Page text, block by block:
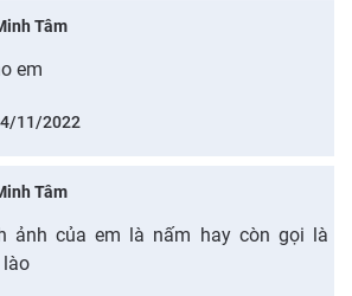
Tâm
em
11/2022
Tâm
ảnh của em là nấm hay còn gọi là
lào